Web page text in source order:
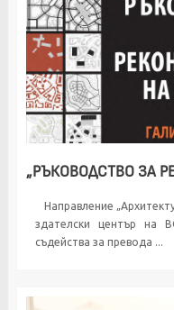
„РЪКОВОДСТВО ЗА
Направление
здателски център на
съдейства за превода ...